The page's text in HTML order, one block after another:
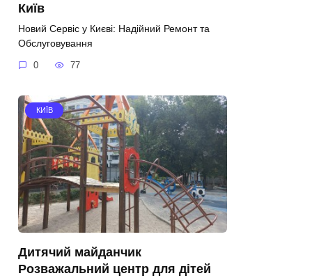
Київ
Новий Сервіс у Києві: Надійний Ремонт та
Обслуговування
0 77
КИЇВ
Дитячий майданчик
Розважальний центр для дітей